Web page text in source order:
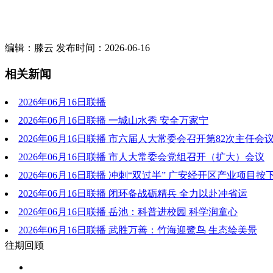
编辑：滕云 发布时间：2026-06-16
相关新闻
2026年06月16日联播
2026年06月16日联播 一城山水秀 安全万家宁
2026年06月16日联播 市六届人大常委会召开第82次主任会议
2026年06月16日联播 市人大常委会党组召开（扩大）会议
2026年06月16日联播 冲刺“双过半” 广安经开区产业项目按
键” 2026年06月16日联播 闭环备战砺精兵 全力以赴冲省运
2026年06月16日联播 岳池：科普进校园 科学润童心
2026年06月16日联播 武胜万善：竹海迎鹭鸟 生态绘美景
往期回顾